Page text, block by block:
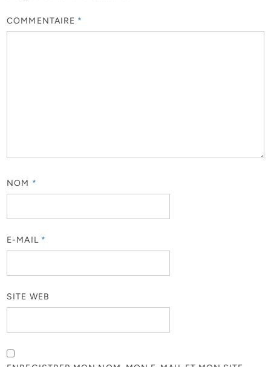
COMMENTAIRE *
NOM *
E-MAIL *
SITE WEB